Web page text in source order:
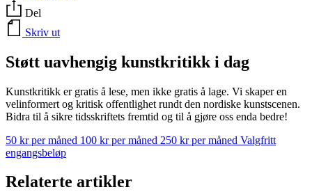
Del
Skriv ut
Støtt uavhengig kunstkritikk i dag
Kunstkritikk er gratis å lese, men ikke gratis å lage. Vi skaper en
velinformert og kritisk offentlighet rundt den nordiske kunstscenen.
Bidra til å sikre tidsskriftets fremtid og til å gjøre oss enda bedre!
50 kr per måned 100 kr per måned 250 kr per måned Valgfritt
engangsbeløp
Relaterte artikler